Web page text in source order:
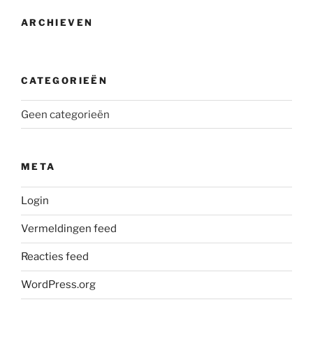
ARCHIEVEN
CATEGORIEËN
Geen categorieën
META
Login
Vermeldingen feed
Reacties feed
WordPress.org